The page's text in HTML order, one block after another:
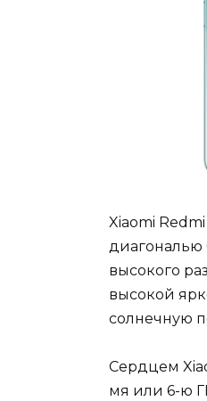
Xiaomi
диагональю
высокого
высокой
солнечную
Сердцем
мя или 6-ю